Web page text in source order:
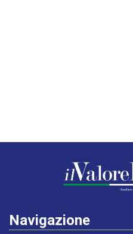
Navigazione